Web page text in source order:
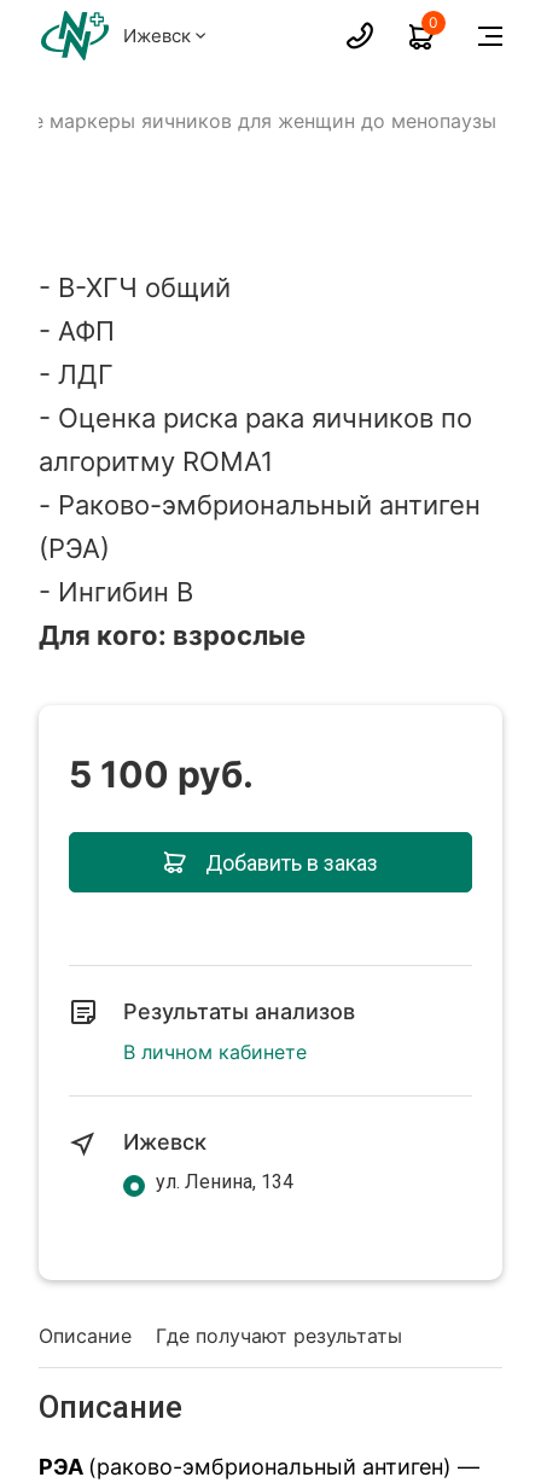
Ижевск
0
маркеры яичников для женщин до менопаузы
- В-ХГЧ общий
- АФП
- ЛДГ
- Оценка риска рака яичников по
алгоритму ROMA1
- Раково-эмбриональный антиген
(РЭА)
- Ингибин В
Для кого: взрослые
Описание Где получают результаты
Описание
РЭА (раково-эмбриональный антиген) —
5 100 руб.
Добавить в заказ
Результаты анализов
В личном кабинете
Ижевск
ул. Ленина, 134